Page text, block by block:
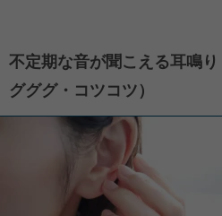
不定期な音が聞こえる耳鳴
グググ・コツコツ）